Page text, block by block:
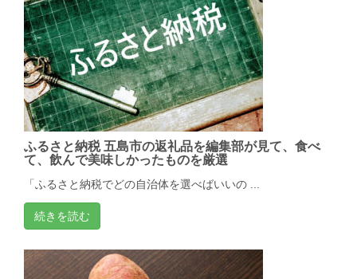
ふるさと納税 五島市の返礼品を編集部が見て、食べ
て、飲んで美味しかったものを厳選
「ふるさと納税でどの自治体を選べばいいの ...
続きを読む